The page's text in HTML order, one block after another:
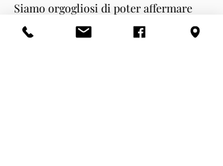
Siamo orgogliosi di poter affermare
che nel corso degli anni non abbiamo
mai investito seriamente in pubblicità